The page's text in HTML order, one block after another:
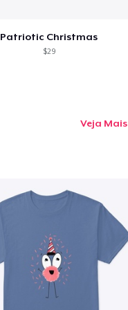
Patriotic Christmas
$29
Veja Mais